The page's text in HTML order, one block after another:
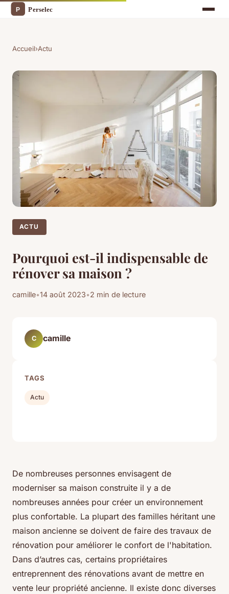
Accueil›Actu
ACTU
Pourquoi est-il indispensable de
rénover sa maison ?
camille•14 août 2023•2 min de lecture
De nombreuses personnes envisagent de
moderniser sa maison construite il y a de
nombreuses années pour créer un environnement
plus confortable. La plupart des familles héritant une
maison ancienne se doivent de faire des travaux de
rénovation pour améliorer le confort de l'habitation.
Dans d’autres cas, certains propriétaires
entreprennent des rénovations avant de mettre en
vente leur propriété ancienne. Il existe donc diverses
C camille
TAGS
Actu